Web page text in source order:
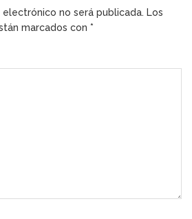
no será publicada. Los
marcados con *